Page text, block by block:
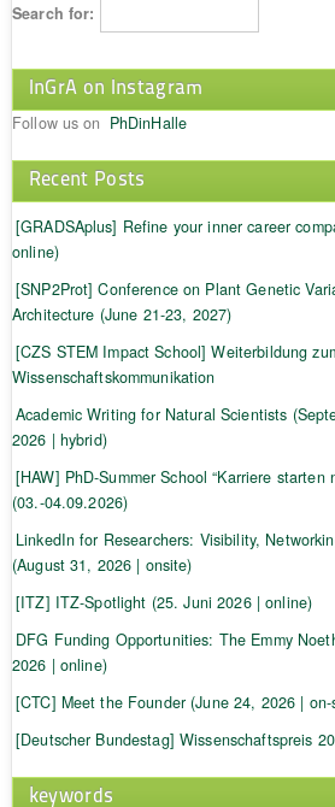
Search for:
InGrA on Instagram
Follow us on PhDinHalle
Recent Posts
[GRADSAplus] Refine your inner career
online)
[SNP2Prot] Conference on Plant Genetic
Architecture (June 21-23, 2027)
[CZS STEM Impact School] Weiterbildung
Wissenschaftskommunikation
Academic Writing for Natural Scientists
2026 | hybrid)
[HAW] PhD-Summer School “Karriere starten
(03.-04.09.2026)
LinkedIn for Researchers: Visibility,
(August 31, 2026 | onsite)
[ITZ] ITZ-Spotlight (25. Juni 2026 | online)
DFG Funding Opportunities: The Emmy
2026 | online)
[CTC] Meet the Founder (June 24, 2026 |
[Deutscher Bundestag] Wissenschaftspreis
keywords